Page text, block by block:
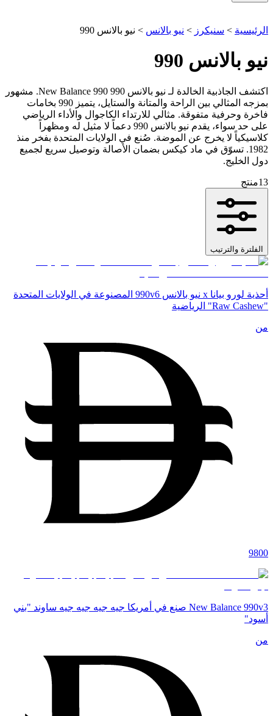
الرئيسية > سنيكرز > نيو بالانس > نيو بالانس 990
نيو بالانس 990
اكتشف الجاذبية الخالدة لـ نيو بالانس 990 New Balance 990. مشهور
بمزجه المثالي بين الراحة والمتانة والستايل، يتميز 990 بخامات
فاخرة وحرفية متفوقة. مثالي للارتداء الكاجوال والأداء الرياضي
على حد سواء، يقدم نيو بالانس 990 دعماً لا مثيل له ومظهراً
كلاسيكياً لا يخرج عن الموضة. صُنع في الولايات المتحدة بفخر منذ
1982. تسوّق في ماد كيكس بضمان الأصالة وتوصيل سريع لجميع
دول الخليج.
13منتج
الفلترة والترتيب
أحذية لورو بيانا x نيو بالانس 990v6 المصنوعة في الولايات المتحدة
"Raw Cashew" الرياضية
من
9800
New Balance 990v3 صنع في أمريكا جيه جيه جيه جيه ساوند "بني
أسود"
من